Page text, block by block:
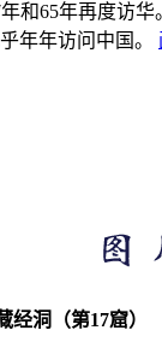
年和65年再度访
年年访问中国。
洞（第17窟）